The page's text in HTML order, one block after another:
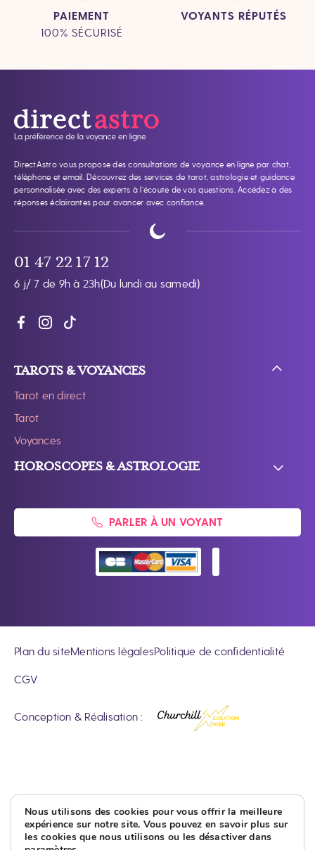
PAIEMENT
100% SÉCURISÉ
VOYANTS RÉPUTÉS
DirectAstro vous propose des consultations de voyance en ligne par chat,
téléphone et email. Découvrez des services de tarot, astrologie et guidance
personnalisée avec des experts à l’écoute de vos questions. Accédez à des
réponses éclairantes pour avancer avec confiance.
01 47 22 17 12
6 j/ 7 de 9h à 23h(Du lundi au samedi)
TAROTS & VOYANCES
Tarot en direct
Tarot
Voyances
HOROSCOPES & ASTROLOGIE
PARLER À UN VOYANT
Plan du siteMentions légalesPolitique de confidentialité
CGV
Conception & Réalisation :
Nous utilisons des cookies pour vous offrir la meilleure
expérience sur notre site. Vous pouvez en savoir plus sur
les cookies que nous utilisons ou les désactiver dans